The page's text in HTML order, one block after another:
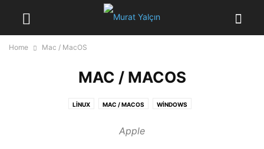
Home Mac / MacOS
MAC / MACOS
LINUX MAC / MACOS WINDOWS
Apple